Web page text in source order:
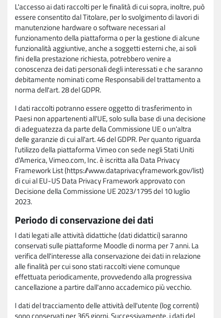
L'accesso ai dati raccolti per le finalità di cui sopra, inoltre, può
essere consentito dal Titolare, per lo svolgimento di lavori di
manutenzione hardware o software necessari al
funzionamento della piattaforma o per la gestione di alcune
funzionalità aggiuntive, anche a soggetti esterni che, ai soli
fini della prestazione richiesta, potrebbero venire a
conoscenza dei dati personali degli interessati e che saranno
debitamente nominati come Responsabili del trattamento a
norma dell'art. 28 del GDPR.
I dati raccolti potranno essere oggetto di trasferimento in
Paesi non appartenenti all'UE, solo sulla base di una decisione
di adeguatezza da parte della Commissione UE o un'altra
delle garanzie di cui all'art. 46 del GDPR. Per quanto riguarda
l'utilizzo della piattaforma Vimeo con sede negli Stati Uniti
d'America, Vimeo.com, Inc. è iscritta alla Data Privacy
Framework List (https://www.dataprivacyframework.gov/list)
di cui al EU-US Data Privacy Framework approvato con
Decisione della Commissione UE 2023/1795 del 10 luglio
2023.
Periodo di conservazione dei dati
I dati legati alle attività didattiche (dati didattici) saranno
conservati sulle piattaforme Moodle di norma per 7 anni. La
verifica dell'interesse alla conservazione dei dati in relazione
alle finalità per cui sono stati raccolti viene comunque
effettuata periodicamente, provvedendo alla progressiva
cancellazione a partire dall'anno accademico più vecchio.
I dati del tracciamento delle attività dell'utente (log correnti)
sono conservati per 365 giorni. Successivamente, i dati del